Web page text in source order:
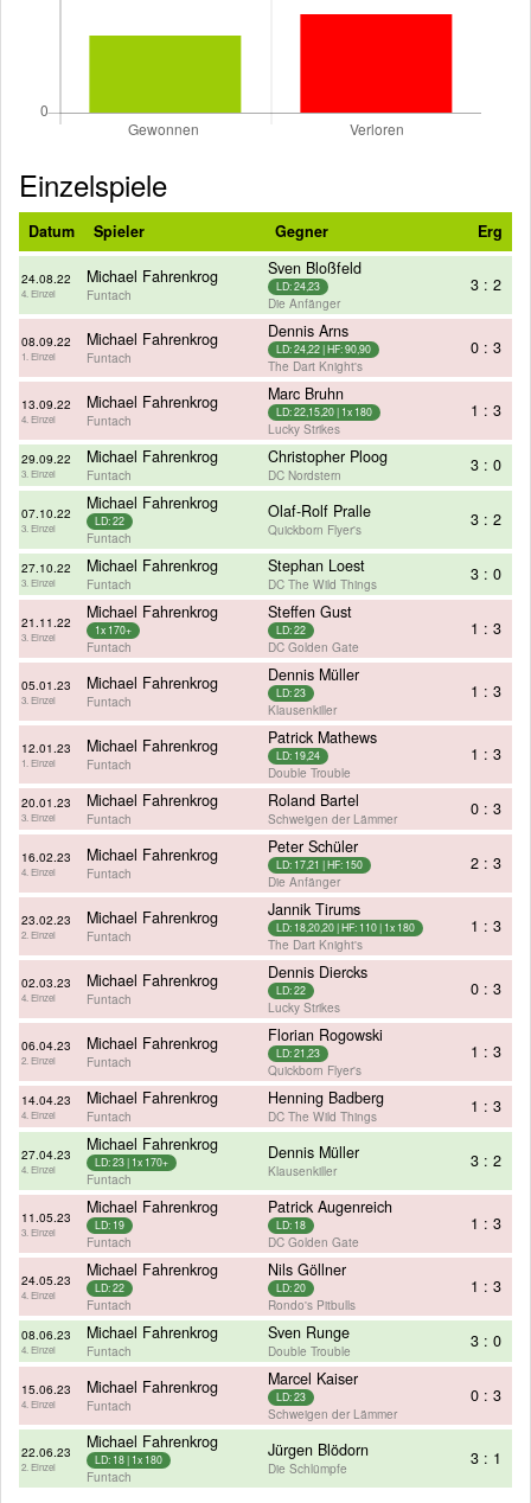
Einzelspiele
Datum Spieler Gegner Erg
24.08.22
4. Einzel
Michael Fahrenkrog
Funtach
Sven Bloßfeld
LD: 24,23
Die Anfänger
3 : 2
08.09.22
1. Einzel
Michael Fahrenkrog
Funtach
Dennis Arns
LD: 24,22 | HF: 90,90
The Dart Knight's
0 : 3
13.09.22
4. Einzel
Michael Fahrenkrog
Funtach
Marc Bruhn
LD: 22,15,20 | 1x 180
Lucky Strikes
1 : 3
29.09.22
3. Einzel
Michael Fahrenkrog
Funtach
Christopher Ploog
DC Nordstern 3 : 0
07.10.22
3. Einzel
Michael Fahrenkrog
LD: 22
Funtach
Olaf-Rolf Pralle
Quickborn Flyer's 3 : 2
27.10.22
3. Einzel
Michael Fahrenkrog
Funtach
Stephan Loest
DC The Wild Things 3 : 0
21.11.22
3. Einzel
Michael Fahrenkrog
1x 170+
Funtach
Steffen Gust
LD: 22
DC Golden Gate
1 : 3
05.01.23
3. Einzel
Michael Fahrenkrog
Funtach
Dennis Müller
LD: 23
Klausenkiller
1 : 3
12.01.23
1. Einzel
Michael Fahrenkrog
Funtach
Patrick Mathews
LD: 19,24
Double Trouble
1 : 3
20.01.23
3. Einzel
Michael Fahrenkrog
Funtach
Roland Bartel
Schweigen der Lämmer 0 : 3
16.02.23
4. Einzel
Michael Fahrenkrog
Funtach
Peter Schüler
LD: 17,21 | HF: 150
Die Anfänger
2 : 3
23.02.23
2. Einzel
Michael Fahrenkrog
Funtach
Jannik Tirums
LD: 18,20,20 | HF: 110 | 1x 180
The Dart Knight's
1 : 3
02.03.23
4. Einzel
Michael Fahrenkrog
Funtach
Dennis Diercks
LD: 22
Lucky Strikes
0 : 3
06.04.23
2. Einzel
Michael Fahrenkrog
Funtach
Florian Rogowski
LD: 21,23
Quickborn Flyer's
1 : 3
14.04.23
4. Einzel
Michael Fahrenkrog
Funtach
Henning Badberg
DC The Wild Things 1 : 3
27.04.23
4. Einzel
Michael Fahrenkrog
LD: 23 | 1x 170+
Funtach
Dennis Müller
Klausenkiller 3 : 2
11.05.23
3. Einzel
Michael Fahrenkrog
LD: 19
Funtach
Patrick Augenreich
LD: 18
DC Golden Gate
1 : 3
24.05.23
4. Einzel
Michael Fahrenkrog
LD: 22
Funtach
Nils Göllner
LD: 20
Rondo's Pitbulls
1 : 3
08.06.23
4. Einzel
Michael Fahrenkrog
Funtach
Sven Runge
Double Trouble 3 : 0
15.06.23
4. Einzel
Michael Fahrenkrog
Funtach
Marcel Kaiser
LD: 23
Schweigen der Lämmer
0 : 3
22.06.23
2. Einzel
Michael Fahrenkrog
LD: 18 | 1x 180
Funtach
Jürgen Blödorn
Die Schlümpfe 3 : 1